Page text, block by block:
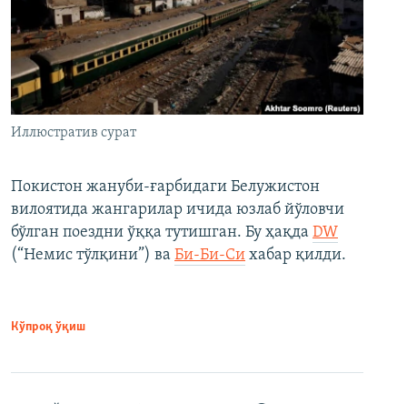
Иллюстратив сурат
Покистон жануби-ғарбидаги Белужистон
вилоятида жангарилар ичида юзлаб йўловчи
бўлган поездни ўққа тутишган. Бу ҳақда DW
(“Немис тўлқини”) ва Би-Би-Си хабар қилди.
Кўпроқ ўқиш